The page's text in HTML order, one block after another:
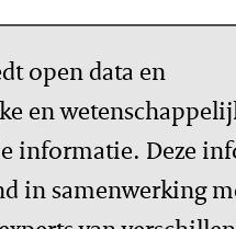
open data en
en
informatie. Deze
in samenwerking